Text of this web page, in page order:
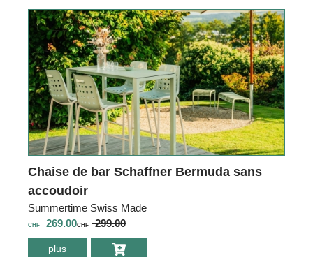
sans accoudoir
Chaise de bar Schaffner Bermuda sans
accoudoir
Summertime Swiss Made
CHF 269.00CHF 299.00
plus environ Chaise de